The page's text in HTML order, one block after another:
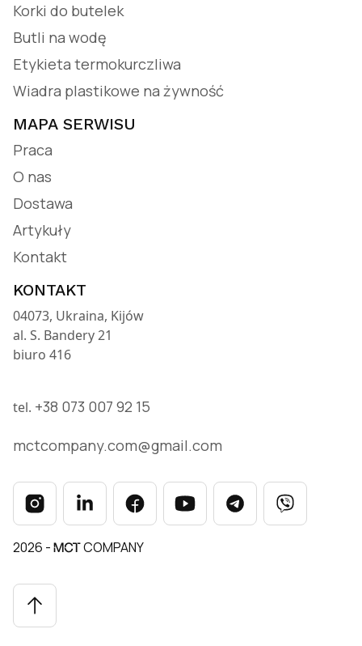
Korki do butelek
Butli na wodę
Etykieta termokurczliwa
Wiadra plastikowe na żywność
MAPA SERWISU
Praca
O nas
Dostawa
Artykuły
Kontakt
KONTAKT
04073, Ukraina, Kijów
al. S. Bandery 21
biuro 416
tel. +38 073 007 92 15 ​
mctcompany.com@gmail.com
2026 - MCT COMPANY